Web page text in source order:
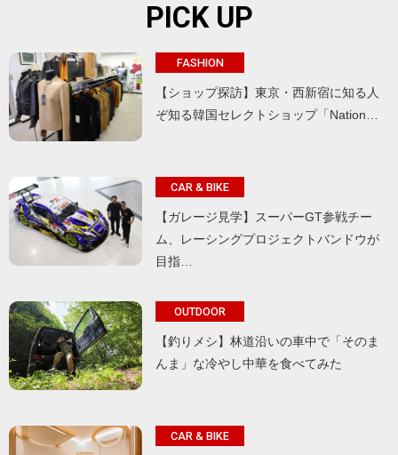
PICK UP
FASHION
【ショップ探訪】東京・西新宿に知る人
ぞ知る韓国セレクトショップ「Nation…
CAR & BIKE
【ガレージ見学】スーパーGT参戦チー
ム、レーシングプロジェクトバンドウが
目指…
OUTDOOR
【釣りメシ】林道沿いの車中で「そのま
んま」な冷やし中華を食べてみた
CAR & BIKE